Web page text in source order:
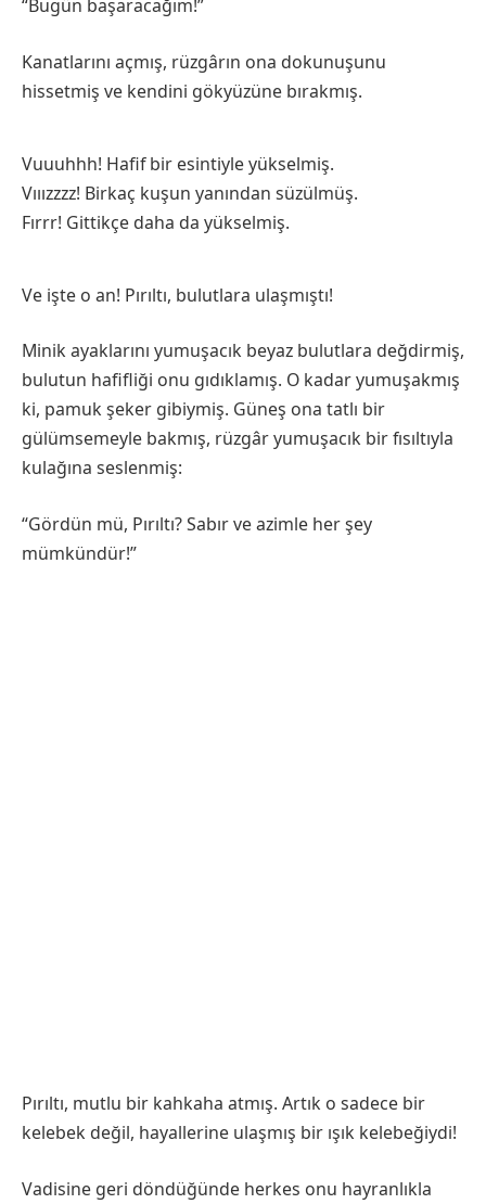
“Bugün başaracağım!”
Kanatlarını açmış, rüzgârın ona dokunuşunu
hissetmiş ve kendini gökyüzüne bırakmış.
Vuuuhhh! Hafif bir esintiyle yükselmiş.
Vııızzzz! Birkaç kuşun yanından süzülmüş.
Fırrr! Gittikçe daha da yükselmiş.
Ve işte o an! Pırıltı, bulutlara ulaşmıştı!
Minik ayaklarını yumuşacık beyaz bulutlara değdirmiş,
bulutun hafifliği onu gıdıklamış. O kadar yumuşakmış
ki, pamuk şeker gibiymiş. Güneş ona tatlı bir
gülümsemeyle bakmış, rüzgâr yumuşacık bir fısıltıyla
kulağına seslenmiş:
“Gördün mü, Pırıltı? Sabır ve azimle her şey
mümkündür!”
Pırıltı, mutlu bir kahkaha atmış. Artık o sadece bir
kelebek değil, hayallerine ulaşmış bir ışık kelebeğiydi!
Vadisine geri döndüğünde herkes onu hayranlıkla